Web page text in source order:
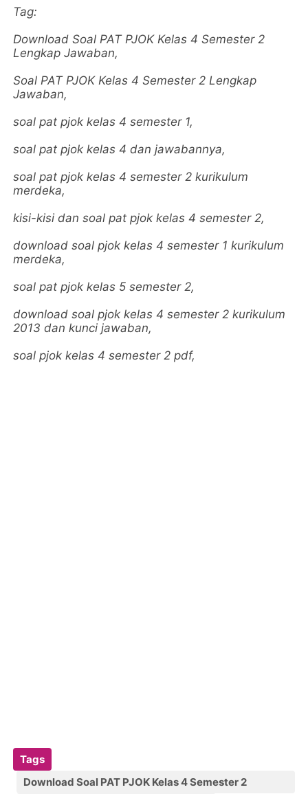
Tag:
Download Soal PAT PJOK Kelas 4 Semester 2
Lengkap Jawaban,
Soal PAT PJOK Kelas 4 Semester 2 Lengkap
Jawaban,
soal pat pjok kelas 4 semester 1,
soal pat pjok kelas 4 dan jawabannya,
soal pat pjok kelas 4 semester 2 kurikulum
merdeka,
kisi-kisi dan soal pat pjok kelas 4 semester 2,
download soal pjok kelas 4 semester 1 kurikulum
merdeka,
soal pat pjok kelas 5 semester 2,
download soal pjok kelas 4 semester 2 kurikulum
2013 dan kunci jawaban,
soal pjok kelas 4 semester 2 pdf,
Tags
Download Soal PAT PJOK Kelas 4 Semester 2